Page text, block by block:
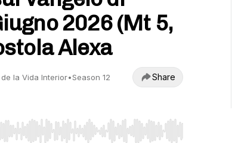
2026 (Mt 5,
Alexa
la Vida Interior•Season 12 Share
seek, Home/End to jump to start or end. Hold shift